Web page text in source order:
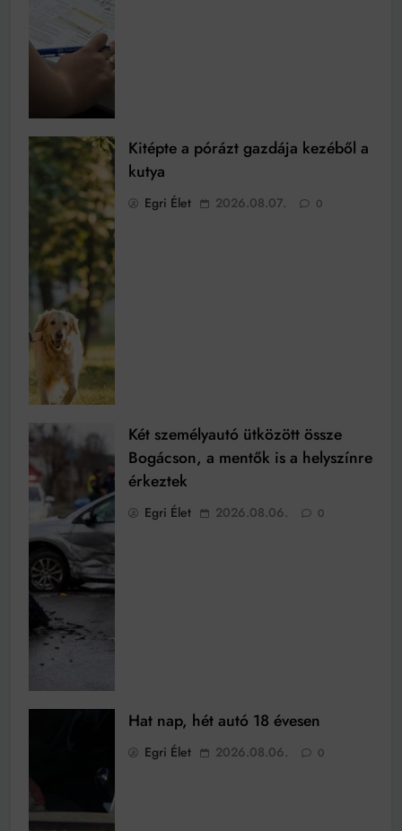
Kitépte a pórázt gazdája kezéből a
kutya
Egri Élet 2026.08.07. 0
Két személyautó ütközött össze
Bogácson, a mentők is a helyszínre
érkeztek
Egri Élet 2026.08.06. 0
Hat nap, hét autó 18 évesen
Egri Élet 2026.08.06. 0